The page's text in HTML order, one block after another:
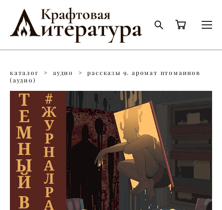
каталог > аудио >
рассказы 9. аромат птомаинов
(аудио)